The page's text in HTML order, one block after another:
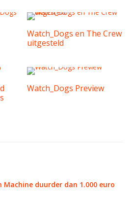
Watch_Dogs en The Crew
uitgesteld
Watch_Dogs Preview
Machine duurder dan 1.000 euro